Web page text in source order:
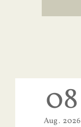
08
Aug 2026